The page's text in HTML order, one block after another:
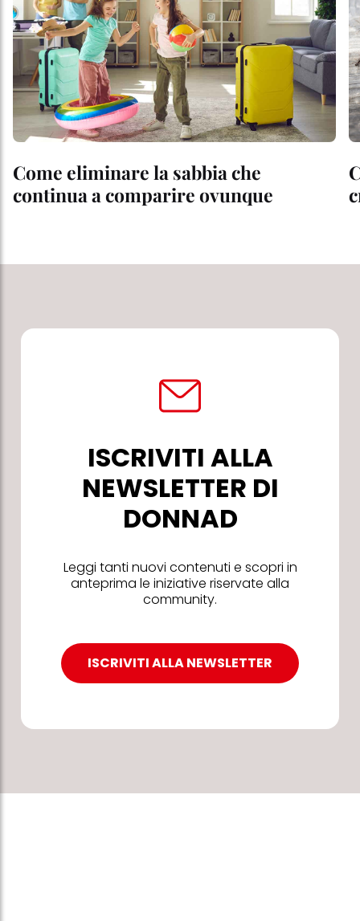
Come eliminare la sabbia che
continua a comparire ovunque
ISCRIVITI ALLA
NEWSLETTER DI
DONNAD
Leggi tanti nuovi contenuti e scopri in
anteprima le iniziative riservate alla
community.
ISCRIVITI ALLA NEWSLETTER